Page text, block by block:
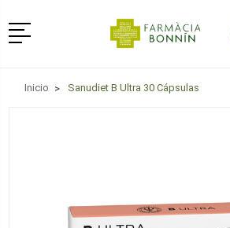
Menú
Inicio Sanudiet B Ultra 30 Cápsulas